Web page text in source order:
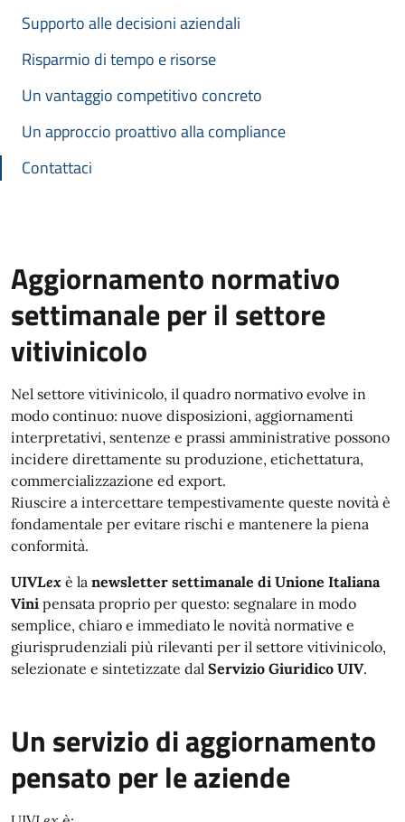
Supporto alle decisioni aziendali
Risparmio di tempo e risorse
Un vantaggio competitivo concreto
Un approccio proattivo alla compliance
Contattaci
Aggiornamento normativo
settimanale per il settore
vitivinicolo
Nel settore vitivinicolo, il quadro normativo evolve in
modo continuo: nuove disposizioni, aggiornamenti
interpretativi, sentenze e prassi amministrative possono
incidere direttamente su produzione, etichettatura,
commercializzazione ed export.
Riuscire a intercettare tempestivamente queste novità è
fondamentale per evitare rischi e mantenere la piena
conformità.
UIVLex è la newsletter settimanale di Unione Italiana
Vini pensata proprio per questo: segnalare in modo
semplice, chiaro e immediato le novità normative e
giurisprudenziali più rilevanti per il settore vitivinicolo,
selezionate e sintetizzate dal Servizio Giuridico UIV.
Un servizio di aggiornamento
pensato per le aziende